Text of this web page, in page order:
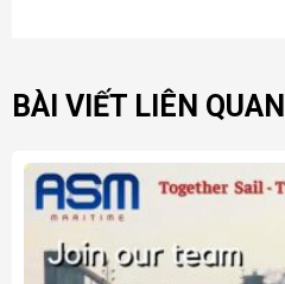
BÀI VIẾT LIÊN QUAN